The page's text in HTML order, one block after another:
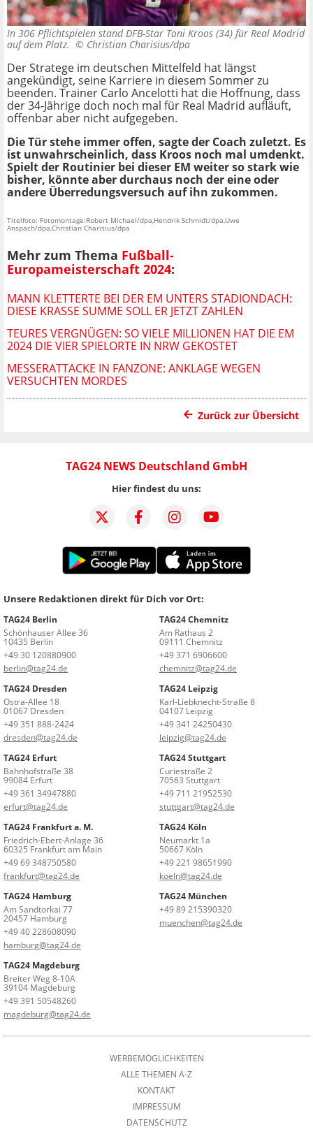
In 306 Pflichtspielen stand DFB-Star Toni Kroos (34) für Real Madrid
auf dem Platz. © Christian Charisius/dpa
Der Stratege im deutschen Mittelfeld hat längst
angekündigt, seine Karriere in diesem Sommer zu
beenden. Trainer Carlo Ancelotti hat die Hoffnung, dass
der 34-Jährige doch noch mal für Real Madrid aufläuft,
offenbar aber nicht aufgegeben.
Die Tür stehe immer offen, sagte der Coach zuletzt. Es
ist unwahrscheinlich, dass Kroos noch mal umdenkt.
Spielt der Routinier bei dieser EM weiter so stark wie
bisher, könnte aber durchaus noch der eine oder
andere Überredungsversuch auf ihn zukommen.
Titelfoto: Fotomontage:Robert Michael/dpa,Hendrik Schmidt/dpa,Uwe
Anspach/dpa,Christian Charisius/dpa
Mehr zum Thema Fußball-
Europameisterschaft 2024:
MANN KLETTERTE BEI DER EM UNTERS STADIONDACH:
DIESE KRASSE SUMME SOLL ER JETZT ZAHLEN
TEURES VERGNÜGEN: SO VIELE MILLIONEN HAT DIE EM
2024 DIE VIER SPIELORTE IN NRW GEKOSTET
MESSERATTACKE IN FANZONE: ANKLAGE WEGEN
VERSUCHTEN MORDES
Zurück zur Übersicht
TAG24 NEWS Deutschland GmbH
Hier findest du uns:
Unsere Redaktionen direkt für Dich vor Ort:
TAG24 Berlin
Schönhauser Allee 36
10435 Berlin
+49 30 120880900
berlin@tag24.de
TAG24 Chemnitz
Am Rathaus 2
09111 Chemnitz
+49 371 6906600
chemnitz@tag24.de
TAG24 Dresden
Ostra-Allee 18
01067 Dresden
+49 351 888-2424
dresden@tag24.de
TAG24 Leipzig
Karl-Liebknecht-Straße 8
04107 Leipzig
+49 341 24250430
leipzig@tag24.de
TAG24 Erfurt
Bahnhofstraße 38
99084 Erfurt
+49 361 34947880
erfurt@tag24.de
TAG24 Stuttgart
Curiestraße 2
70563 Stuttgart
+49 711 21952530
stuttgart@tag24.de
TAG24 Frankfurt a. M.
Friedrich-Ebert-Anlage 36
60325 Frankfurt am Main
+49 69 348750580
frankfurt@tag24.de
TAG24 Köln
Neumarkt 1a
50667 Köln
+49 221 98651990
koeln@tag24.de
TAG24 Hamburg
Am Sandtorkai 77
20457 Hamburg
+49 40 228608090
hamburg@tag24.de
TAG24 München
+49 89 215390320
muenchen@tag24.de
TAG24 Magdeburg
Breiter Weg 8-10A
39104 Magdeburg
+49 391 50548260
magdeburg@tag24.de
WERBEMÖGLICHKEITEN
ALLE THEMEN A-Z
KONTAKT
IMPRESSUM
DATENSCHUTZ